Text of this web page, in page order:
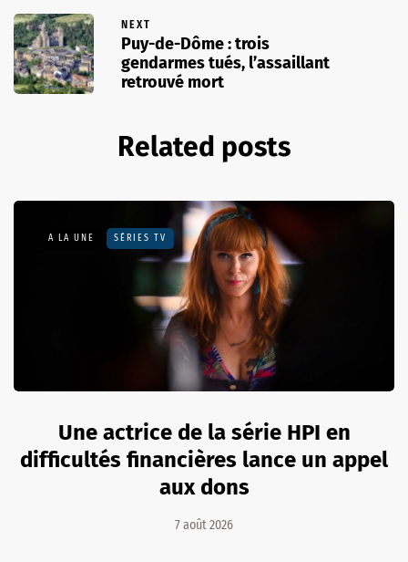
NEXT
Puy-de-Dôme : trois
gendarmes tués, l’assaillant
retrouvé mort
Related posts
A LA UNE SÉRIES TV
Une actrice de la série HPI en
difficultés financières lance un appel
aux dons
7 août 2026